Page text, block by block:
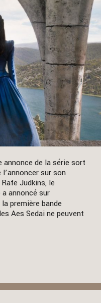
annonce de la série sort
sur son
Judkins, le
a annoncé sur
première bande
Aes Sedai ne peuvent